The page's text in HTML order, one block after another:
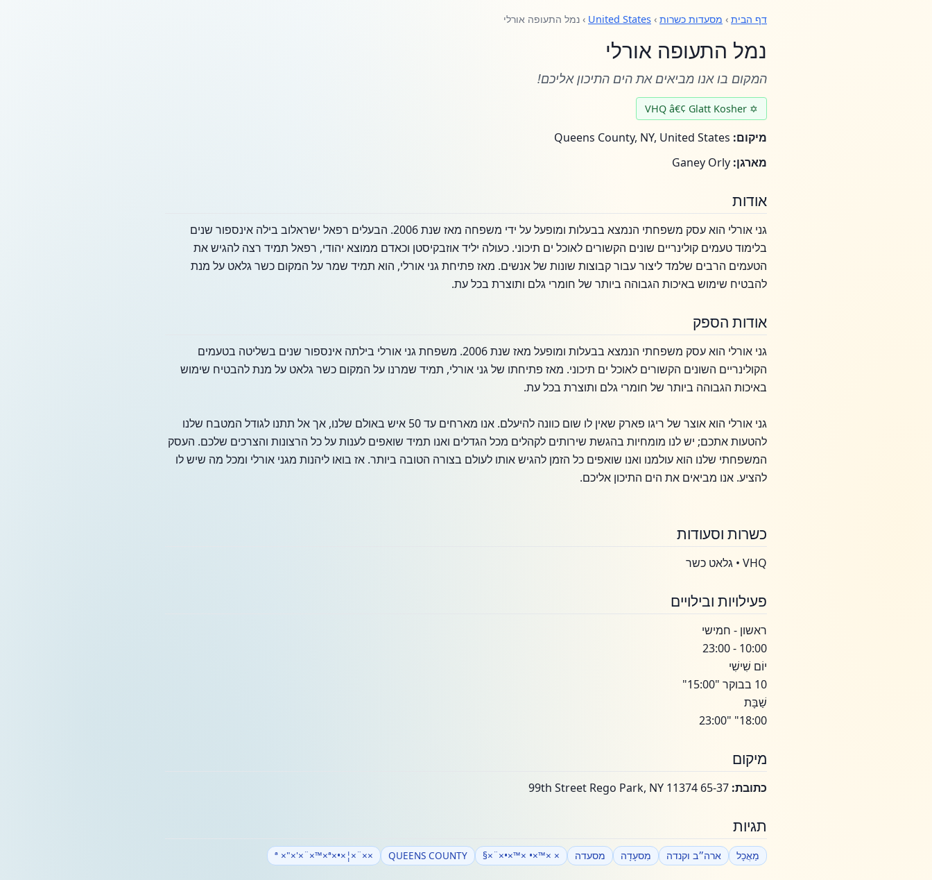
דף הבית › מסעדות כשרות ›
United States › נמל התעופה אורלי
נמל התעופה אורלי
המקום בו אנו מביאים את הים התיכון אליכם!
✡ VHQ â€¢ Glatt Kosher
מיקום:
מארגן:
אודות
גני אורלי הוא עסק משפחתי הנמצא בבעלות ומופעל על ידי משפחה מאז שנת 2006. הבעלים רפאל ישראלוב בילה אינספור שנים
בלימוד טעמים קולינריים שונים הקשורים לאוכל ים תיכוני. כעולה יליד אוזבקיסטן וכאדם ממוצא יהודי, רפאל תמיד רצה להגיש את
הטעמים הרבים שלמד ליצור עבור קבוצות שונות של אנשים. מאז פתיחת גני אורלי, הוא תמיד שמר על המקום כשר גלאט על מנת
להבטיח שימוש באיכות הגבוהה ביותר של חומרי גלם ותוצרת בכל עת.
אודות הספק
גני אורלי הוא עסק משפחתי הנמצא בבעלות ומופעל מאז שנת 2006. משפחת גני אורלי בילתה אינספור שנים בשליטה בטעמים
הקולינריים השונים הקשורים לאוכל ים תיכוני. מאז פתיחתו של גני אורלי, תמיד שמרנו על המקום כשר גלאט על מנת להבטיח שימוש
באיכות הגבוהה ביותר של חומרי גלם ותוצרת בכל עת.
גני אורלי הוא אוצר של ריגו פארק שאין לו שום כוונה להיעלם. אנו מארחים עד 50 איש באולם שלנו, אך אל תתנו לגודל המטבח שלנו
להטעות אתכם; יש לנו מומחיות בהגשת שירותים לקהלים מכל הגדלים ואנו תמיד שואפים לענות על כל הרצונות והצרכים שלכם. העסק
המשפחתי שלנו הוא עולמנו ואנו שואפים כל הזמן להגיש אותו לעולם בצורה הטובה ביותר. אז בואו ליהנות מגני אורלי ומכל מה שיש לו
להציע. אנו מביאים את הים התיכון אליכם.
כשרות וסעודות
VHQ • גלאט כשר
פעילויות ובילויים
ראשון - חמישי
10:00 - 23:00
יוֹם שִׁישִׁי
10 בבוקר "15:00"
שַׁבָּת
18:00" "23:00
מיקום
כתובת:
תגיות
מַאֲכָל ארה״ב וקנדה מִסעָדָה מסעדה × ×™×• ×™×•×¨×§
QUEENS COUNTY
××¨×¦×•×ª ×"×'×¨×™×ª